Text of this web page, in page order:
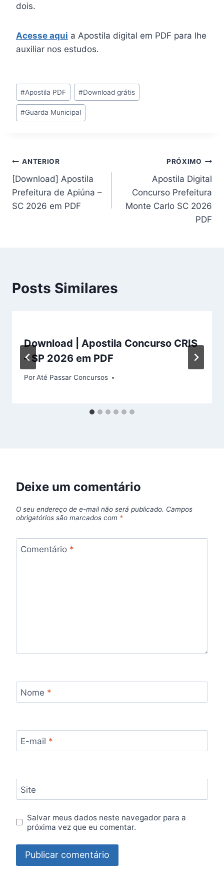
dois.
Acesse aqui a Apostila digital em PDF para lhe
auxiliar nos estudos.
Tags
do
Post:
#Apostila PDF #Download grátis
#Guarda Municipal
Navegação
de
Post
ANTERIOR
[Download] Apostila
Prefeitura de Apiúna –
SC 2026 em PDF
PRÓXIMO
Apostila Digital
Concurso Prefeitura
Monte Carlo SC 2026
PDF
Posts Similares
Download | Apostila Concurso CRIS
– SP 2026 em PDF
PorAté Passar Concursos
Deixe um comentário
O seu endereço de e-mail não será publicado. Campos
obrigatórios são marcados com *
Comentário *
Nome *
E-mail *
Site
Salvar meus dados neste navegador para a
próxima vez que eu comentar.